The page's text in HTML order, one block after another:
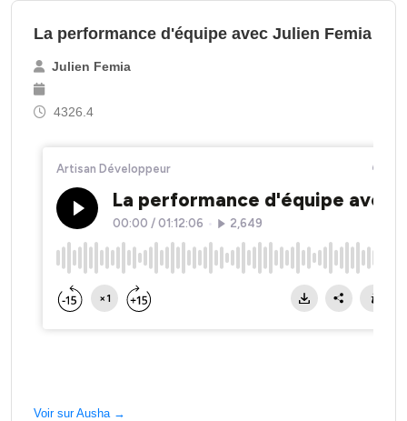
La performance d'équipe avec Julien Femia
Julien Femia
4326.4
Voir sur Ausha →